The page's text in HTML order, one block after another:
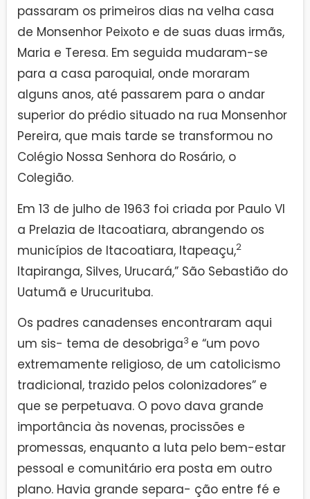
passaram os primeiros dias na velha casa
de Monsenhor Peixoto e de suas duas irmãs,
Maria e Teresa. Em seguida mudaram-se
para a casa paroquial, onde moraram
alguns anos, até passarem para o andar
superior do prédio situado na rua Monsenhor
Pereira, que mais tarde se transformou no
Colégio Nossa Senhora do Rosário, o
Colegião.
Em 13 de julho de 1963 foi criada por Paulo VI
a Prelazia de Itacoatiara, abrangendo os
municípios de Itacoatiara, Itapeaçu,2
Itapiranga, Silves, Urucará,” São Sebastião do
Uatumã e Urucurituba.
Os padres canadenses encontraram aqui
um sis- tema de desobriga3 e “um povo
extremamente religioso, de um catolicismo
tradicional, trazido pelos colonizadores” e
que se perpetuava. O povo dava grande
importância às novenas, procissões e
promessas, enquanto a luta pelo bem-estar
pessoal e comunitário era posta em outro
plano. Havia grande separa- ção entre fé e